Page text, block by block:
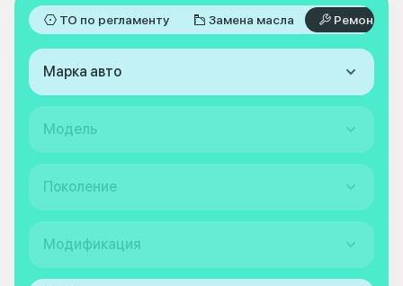
ТО по регламенту Замена масла Ремонт
Марка авто
Модель
Поколение
Модификация